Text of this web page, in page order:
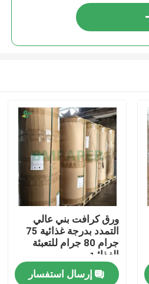
ورق كرافت بني عالي
التمدد بدرجة غذائية 75
جرام 80 جرام للتعبئة
الغذائية
إرسال استفسار